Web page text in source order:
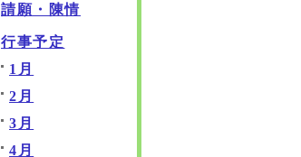
請願・陳情
行事予定
1月
2月
3月
4月